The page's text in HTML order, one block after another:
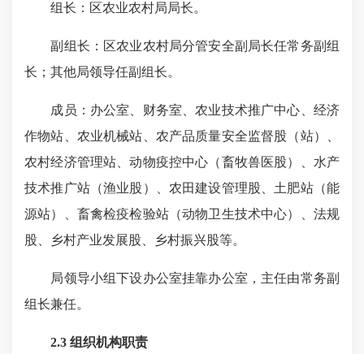
组长：区农业农村局局长。
副组长：区农业农村局分管安全副局长任常务副组
长；其他局领导任副组长。
成员：办公室、财务室、农业技术推广中心、经济
作物站、农业机械站、农产品质量安全监督股（站）、
农村经济管理站、动物疫控中心（畜牧兽医股）、水产
技术推广站（渔业股）、农田建设管理股、土肥站（能
源站）、畜禽检疫检验站（动物卫生技术中心）、法规
股、乡村产业发展股、乡村振兴股等。
局领导小组下设办公室挂靠办公室，主任由常务副
组长兼任。
2.3 组织机构职责